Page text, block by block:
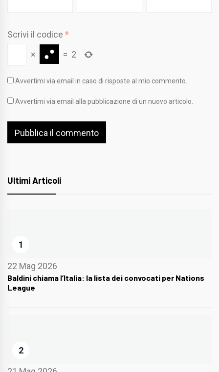
Scrivi il codice *
×
= 2
Avvertimi via email in caso di risposte al mio commento.
Avvertimi via email alla pubblicazione di un nuovo articolo.
Ultimi Articoli
1
22 Mag 2026
Baldini chiama l’Italia: la lista dei convocati per Nations
League
2